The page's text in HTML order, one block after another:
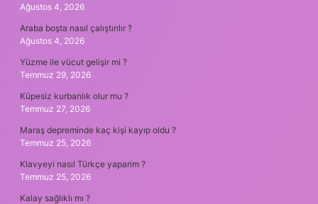
Ağustos 4, 2026
Araba boşta nasıl çalıştırılır ?
Ağustos 4, 2026
Yüzme ile vücut gelişir mi ?
Temmuz 29, 2026
Küpesiz kurbanlık olur mu ?
Temmuz 27, 2026
Maraş depreminde kaç kişi kayıp oldu ?
Temmuz 25, 2026
Klavyeyi nasıl Türkçe yaparim ?
Temmuz 25, 2026
Kalay sağlıklı mı ?